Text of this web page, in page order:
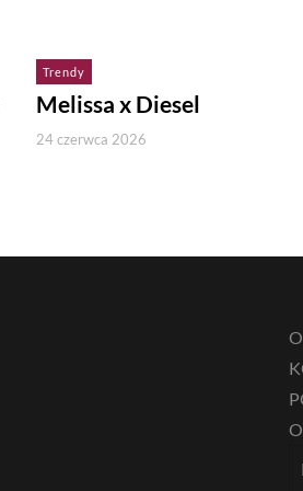
Trendy
Melissa x Diesel
24 czerwca 2026